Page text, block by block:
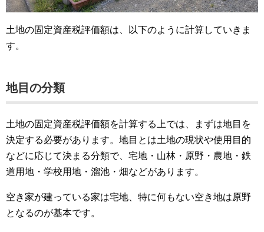
土地の固定資産税評価額は、以下のように計算していきま
す。
地目の分類
土地の固定資産税評価額を計算する上では、まずは地目を
決定する必要があります。地目とは土地の現状や使用目的
などに応じて決まる分類で、宅地・山林・原野・農地・鉄
道用地・学校用地・溜池・畑などがあります。
空き家が建っている家は宅地、特に何もない空き地は原野
となるのが基本です。